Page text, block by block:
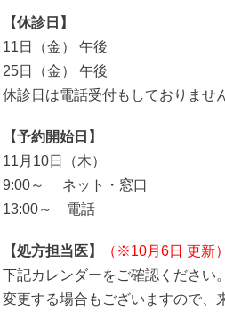
【休診日】
11日（金） 午後
25日（金） 午後
休診日は電話受付もしておりませ
【予約開始日】
11月10日（木）
9:00～ ネット・窓口
13:00～ 電話
【処方担当医】
（※10月6日 更新
下記カレンダーをご確認ください
変更する場合もございますので、